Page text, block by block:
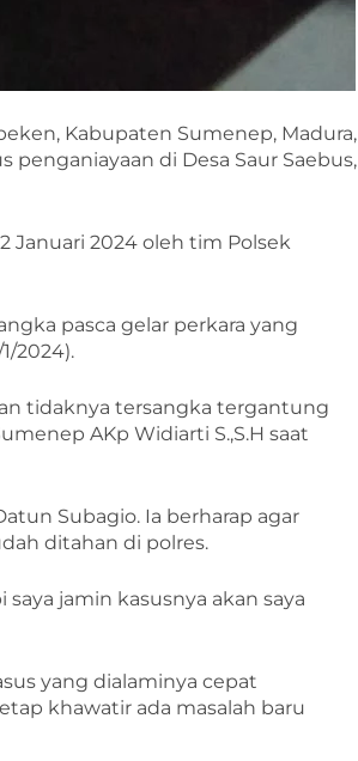
Kabupaten Sumenep, Madura,
di Desa Saur Saebus,
Januari 2024 oleh tim Polsek
pasca gelar perkara yang
2024).
tidaknya tersangka tergantung
AKp Widiarti S.,S.H saat
Subagio. Ia berharap agar
ditahan di polres.
jamin kasusnya akan saya
yang dialaminya cepat
khawatir ada masalah baru